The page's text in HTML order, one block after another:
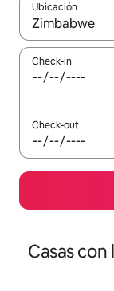
Ubicación
Cuando los
Check-in
Check-out
Casas